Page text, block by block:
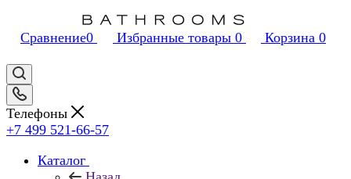
Сравнение0 Избранные товары 0 Корзина 0
Телефоны
+7 499 521-66-57
Каталог